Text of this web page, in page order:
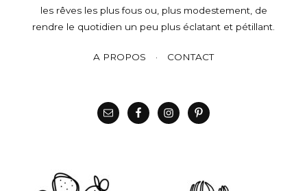
les rêves les plus fous ou, plus modestement, de
rendre le quotidien un peu plus éclatant et pétillant.
A PROPOS CONTACT